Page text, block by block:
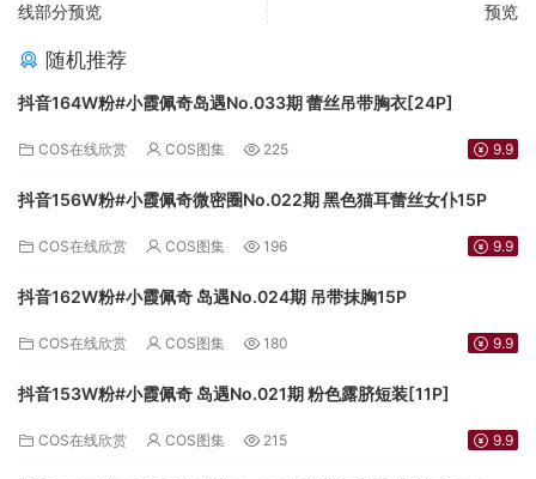
线部分预览
预览
随机推荐
抖音164W粉#小霞佩奇岛遇No.033期 蕾丝吊带胸衣[24P]
COS在线欣赏 COS图集 225 9.9
抖音156W粉#小霞佩奇微密圈No.022期 黑色猫耳蕾丝女仆15P
COS在线欣赏 COS图集 196 9.9
抖音162W粉#小霞佩奇 岛遇No.024期 吊带抹胸15P
COS在线欣赏 COS图集 180 9.9
抖音153W粉#小霞佩奇 岛遇No.021期 粉色露脐短装[11P]
COS在线欣赏 COS图集 215 9.9